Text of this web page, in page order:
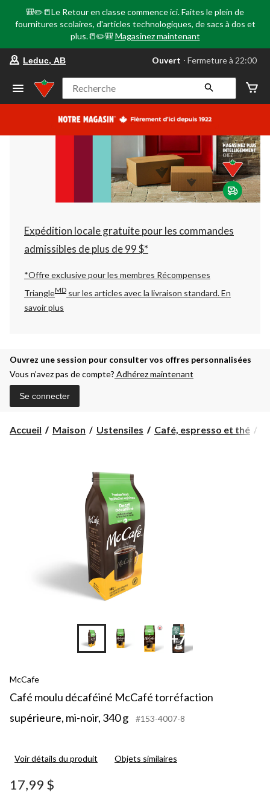
🎒✏️📒Le Retour en classe commence ici. Faites le plein de
fournitures scolaires, d'articles technologiques, de sacs à dos et
plus.📒✏️🎒 Magasinez maintenant
votre
préféré
Leduc,
AB,
courament
Fermeture
à
22:00
cliquer
pour
changer
Leduc, AB Ouvert ⋅ Fermeture à 22:00
Recherche
Expédition locale gratuite pour les commandes
admissibles de plus de 99 $*
*Offre exclusive pour les membres Récompenses
TriangleMD sur les articles avec la livraison standard.En
savoir plus
Ouvrez une session pour consulter vos offres personnalisées
Vous n’avez pas de compte? Adhérez maintenant
Se connecter
Accueil Maison Ustensiles Café, espresso et thé
+7
McCafe
Café moulu décaféiné McCafé torréfaction
supérieure, mi-noir, 340 g
#153-4007-8
Voir détails du produit Objets similaires
17,99 $